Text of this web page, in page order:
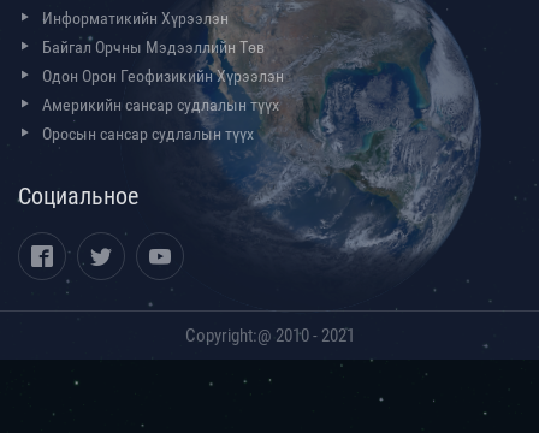
Информатикийн Хүрээлэн
Байгал Орчны Мэдээллийн Төв
Одон Орон Геофизикийн Хүрээлэн
Америкийн сансар судлалын түүх
Оросын сансар судлалын түүх
Социальное
Copyright:@ 2010 - 2021